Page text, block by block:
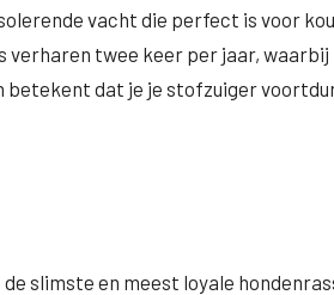
vacht die perfect is voor
verharen twee keer per jaar,
betekent dat je je stofzuiger
de slimste en meest loyale